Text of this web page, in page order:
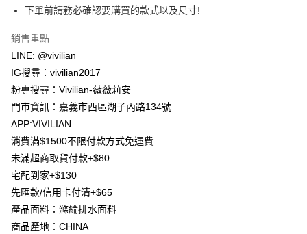
台灣樂天信用卡公司
相關說明
【大哥付你分期使用說明】
2.付款方式選擇「大哥付你分期」，訂單成立後會自動跳轉到大哥付的交易
流程，驗證手機門號後，選擇欲分期的期數、繳款截止日，確認付款後即完
成交易。
3.實際核准額度、可分期數及費用金額請依後續交易確認頁面所載為準。
4.訂單成立30分鐘內，如未前往確認交易或遇審核未通過，訂單將自動取
消。如遇「轉專審核」未通過狀況，表示未達大哥付你分期系統評分，恕無
【繳款方式說明】
1.分期款項不併入電信帳單，「大哥付你分期」於每月結算日後寄送繳費提
醒簡訊。
2.透過簡訊連結打開帳單後，可選擇「超商條碼／台灣大直營門市／銀行轉
帳／街口支付／iPASS MONEY」等通路繳費。
AFTEE先享後付
相關說明
【關於「AFTEE先享後付」】
AFTEE先享後付是「在收到商品之後才付款」的支付方式。 讓您購物簡單
便利好安心！
２．便利：只要手機號碼，簡訊認證，即可結帳。
３．安心：先確認商品／服務後，再付款。
【「AFTEE先享後付」結帳流程】
１．於結帳方式選擇「AFTEE先享後付」後，將跳轉至「AFTEE先享後付」
結帳頁面，進行簡訊認證並確認金額後，即可完成結帳。
２．訂單成立數日內，您將收到繳費通知簡訊。
３．收到繳費通知簡訊後14天內，點擊此簡訊中的連結，可透過四大超商／
ATM付款
貨到付款
運送方式
全家取貨付款
每筆NT$80，滿NT$1,500(含以上)免運費
7-11取貨付款
下單前請務必確認要購買的款式以及尺寸!
銷售重點
LINE: @vivilian
IG搜尋：vivilian2017
粉專搜尋：Vivilian-薇薇莉安
門市資訊：嘉義市西區湖子內路134號
APP:VIVILIAN
消費滿$1500不限付款方式免運費
未滿超商取貨付款+$80
宅配到家+$130
先匯款/信用卡付清+$65
產品面料：滌綸排水面料
商品產地：CHINA